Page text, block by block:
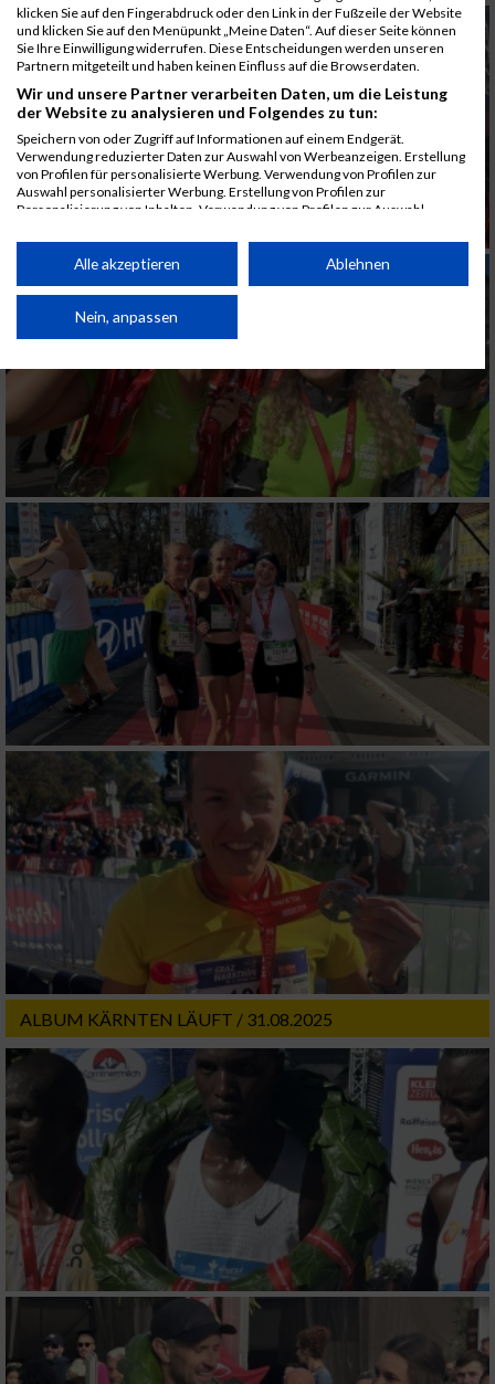
ALBUM KÄRNTEN LÄUFT / 31.08.2025
klicken Sie auf den Fingerabdruck oder den Link in der Fußzeile der Website
und klicken Sie auf den Menüpunkt „Meine Daten“. Auf dieser Seite können
Sie Ihre Einwilligung widerrufen. Diese Entscheidungen werden unseren
Partnern mitgeteilt und haben keinen Einfluss auf die Browserdaten.
Wir und unsere Partner verarbeiten Daten, um die Leistung
der Website zu analysieren und Folgendes zu tun:
Speichern von oder Zugriff auf Informationen auf einem Endgerät.
Verwendung reduzierter Daten zur Auswahl von Werbeanzeigen. Erstellung
von Profilen für personalisierte Werbung. Verwendung von Profilen zur
Auswahl personalisierter Werbung. Erstellung von Profilen zur
Personalisierung von Inhalten. Verwendung von Profilen zur Auswahl
Performance von Inhalten. Analyse von Zielgruppen durch Statistiken oder
Kombinationen von Daten aus verschiedenen Quellen. Entwicklung und
von Inhalten.
Daten können außerhalb der Europäischen Union weitergegeben und in die
Website/App.
Partnerliste anzeigen (1 IAB-Anbieter)
Wir nutzen Ihre Daten für folgende Zwecke:
IAB-Verarbeitungszwecke:
Speichern von oder Zugriff auf Informationen
auf einem Endgerät
Verwendung reduzierter Daten zur Auswahl
von Werbeanzeigen
Erstellung von Profilen für personalisierte
Werbung
Verwendung von Profilen zur Auswahl
personalisierter Werbung
Erstellung von Profilen zur Personalisierung
von Inhalten
Verwendung von Profilen zur Auswahl
personalisierter Inhalte
Messung der Werbeleistung
Messung der Performance von Inhalten
Analyse von Zielgruppen durch Statistiken
oder Kombinationen von Daten aus
verschiedenen Quellen
Entwicklung und Verbesserung der Angebote
Verwendung reduzierter Daten zur Auswahl
von Inhalten
IAB-Besonderheiten:
Verwendung genauer Standortdaten
Geräte anhand von aktiv angeforderten
Alle akzeptieren Ablehnen
Nein, anpassen